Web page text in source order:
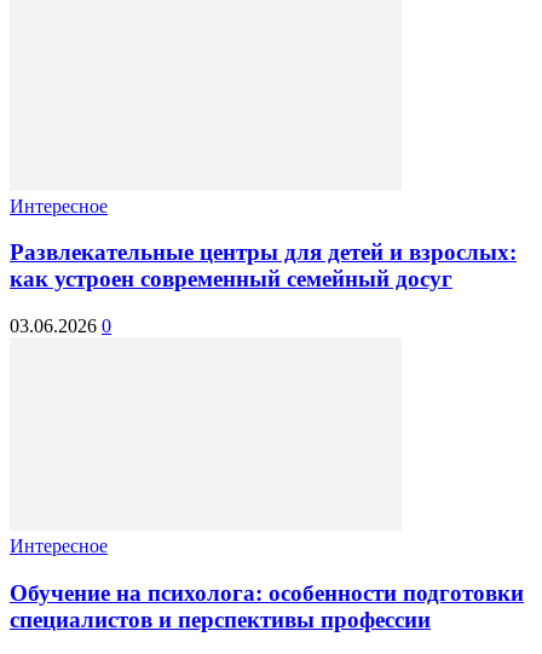
Интересное
Развлекательные центры для детей и взрослых:
как устроен современный семейный досуг
03.06.2026 0
Интересное
Обучение на психолога: особенности подготовки
специалистов и перспективы профессии